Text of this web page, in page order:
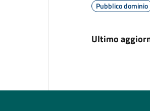
Pubblico dominio
Ultimo